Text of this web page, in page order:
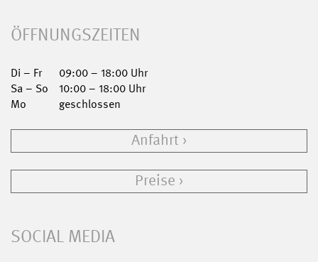
ÖFFNUNGSZEITEN
Di – Fr
09:00 – 18:00 Uhr
Sa – So
10:00 – 18:00 Uhr
Mo
geschlossen
Anfahrt
Preise
SOCIAL MEDIA